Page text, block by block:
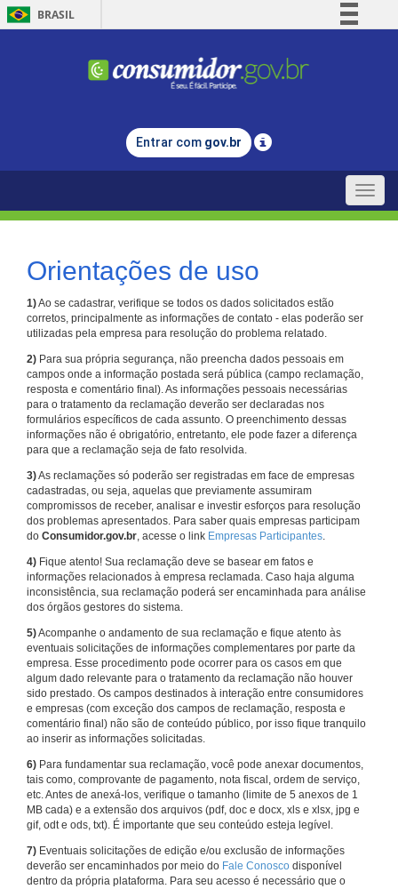
BRASIL
Comunica BR
Legislação
Entrar com gov.br
Toggle
Orientações de uso
1)Ao se cadastrar, verifique se todos os dados solicitados estão
corretos, principalmente as informações de contato - elas poderão ser
utilizadas pela empresa para resolução do problema relatado.
2) Para sua própria segurança, não preencha dados pessoais em
campos onde a informação postada será pública (campo reclamação,
resposta e comentário final). As informações pessoais necessárias
para o tratamento da reclamação deverão ser declaradas nos
formulários específicos de cada assunto. O preenchimento dessas
informações não é obrigatório, entretanto, ele pode fazer a diferença
para que a reclamação seja de fato resolvida.
3)As reclamações só poderão ser registradas em face de empresas
cadastradas, ou seja, aquelas que previamente assumiram
compromissos de receber, analisar e investir esforços para resolução
dos problemas apresentados. Para saber quais empresas participam
do Consumidor.gov.br, acesse o link Empresas Participantes.
4) Fique atento! Sua reclamação deve se basear em fatos e
informações relacionados à empresa reclamada. Caso haja alguma
inconsistência, sua reclamação poderá ser encaminhada para análise
dos órgãos gestores do sistema.
5)Acompanhe o andamento de sua reclamação e fique atento às
eventuais solicitações de informações complementares por parte da
empresa. Esse procedimento pode ocorrer para os casos em que
algum dado relevante para o tratamento da reclamação não houver
sido prestado. Os campos destinados à interação entre consumidores
e empresas (com exceção dos campos de reclamação, resposta e
comentário final) não são de conteúdo público, por isso fique tranquilo
ao inserir as informações solicitadas.
6) Para fundamentar sua reclamação, você pode anexar documentos,
tais como, comprovante de pagamento, nota fiscal, ordem de serviço,
etc. Antes de anexá-los, verifique o tamanho (limite de 5 anexos de 1
MB cada) e a extensão dos arquivos (pdf, doc e docx, xls e xlsx, jpg e
gif, odt e ods, txt). É importante que seu conteúdo esteja legível.
7) Eventuais solicitações de edição e/ou exclusão de informações
deverão ser encaminhados por meio do Fale Conosco disponível
dentro da própria plataforma. Para seu acesso é necessário que o